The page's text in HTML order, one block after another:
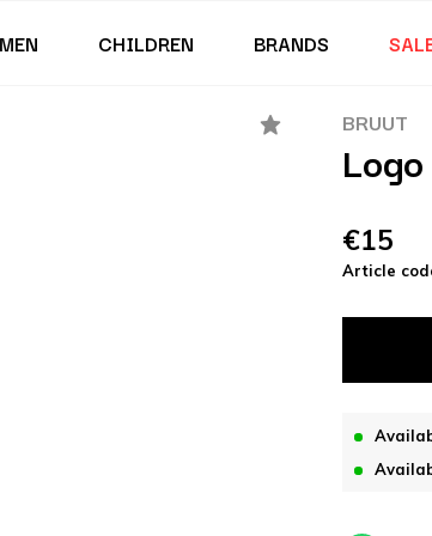
MEN CHILDREN BRANDS
BRUUT
€15
Article